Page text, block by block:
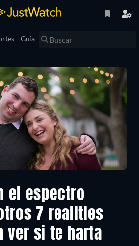
Guía
el espectro
7 realities
ver si te harta